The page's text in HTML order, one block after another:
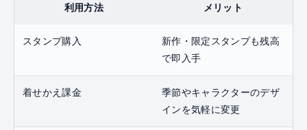
利用方法 メリット
スタンプ購入
新作・限定スタンプも残高
で即入手
着せかえ課金
季節やキャラクターのデザ
インを気軽に変更